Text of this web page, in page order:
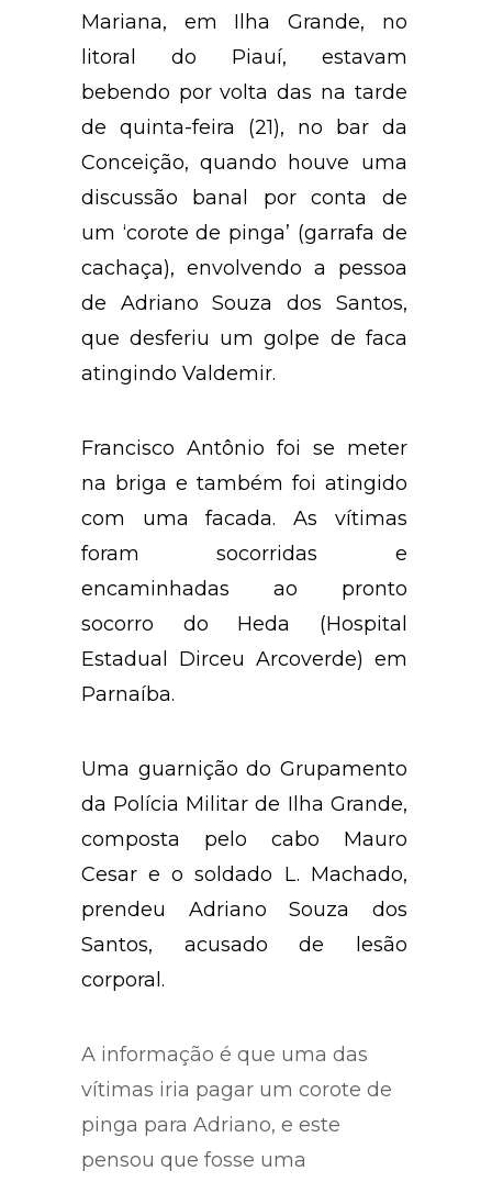
Mariana, em Ilha Grande, no
litoral do Piauí, estavam
bebendo por volta das na tarde
de quinta-feira (21), no bar da
Conceição, quando houve uma
discussão banal por conta de
um ‘corote de pinga’ (garrafa de
cachaça), envolvendo a pessoa
de Adriano Souza dos Santos,
que desferiu um golpe de faca
atingindo Valdemir.
Francisco Antônio foi se meter
na briga e também foi atingido
com uma facada. As vítimas
foram socorridas e
encaminhadas ao pronto
socorro do Heda (Hospital
Estadual Dirceu Arcoverde) em
Parnaíba.
Uma guarnição do Grupamento
da Polícia Militar de Ilha Grande,
composta pelo cabo Mauro
Cesar e o soldado L. Machado,
prendeu Adriano Souza dos
Santos, acusado de lesão
corporal.
A informação é que uma das
vítimas iria pagar um corote de
pinga para Adriano, e este
pensou que fosse uma